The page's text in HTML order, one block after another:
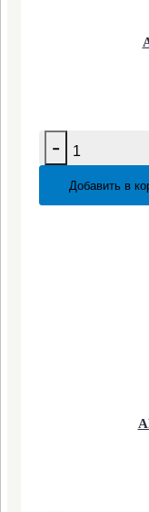
-
Добавить в